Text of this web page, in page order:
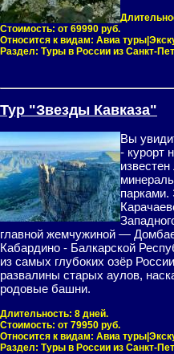
Стоимость: от 69990 руб.
Относится к видам: Авиа
Раздел: Туры в России из Санкт-
Тур "Звезды Кавказа"
Вы
- курорт
парками.
главной жемчужиной —
Кабардино - Балкарской
из самых глубоких озёр
развалины старых аулов,
родовые башни.
Длительность: 8 дней.
Стоимость: от 79950 руб.
Относится к видам: Авиа
Раздел: Туры в России из Санкт-